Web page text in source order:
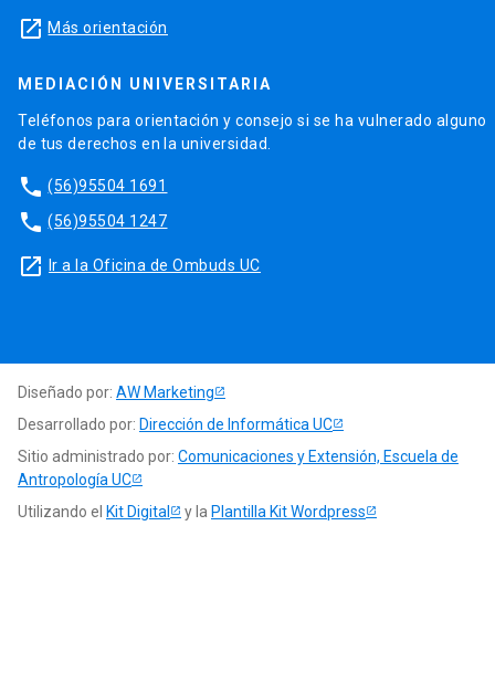
launch Más orientación
MEDIACIÓN UNIVERSITARIA
Teléfonos para orientación y consejo si se ha vulnerado alguno
de tus derechos en la universidad.
phone (56)95504 1691
phone (56)95504 1247
launch Ir a la Oficina de Ombuds UC
Diseñado por: AW Marketing
Desarrollado por: Dirección de Informática UC
Sitio administrado por: Comunicaciones y Extensión, Escuela de
Antropología UC
Utilizando el Kit Digital y la Plantilla Kit Wordpress